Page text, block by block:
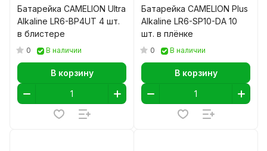
Батарейка CAMELION Ultra
Alkaline LR6-BP4UT 4 шт.
в блистере
0 В наличии
В корзину
Батарейка CAMELION Plus
Alkaline LR6-SP10-DA 10
шт. в плёнке
0 В наличии
В корзину